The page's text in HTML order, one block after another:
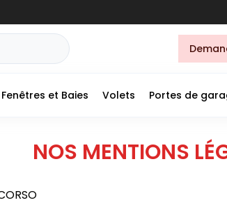
Fenêtres et Baies Volets Portes de
NOS MENTIONS